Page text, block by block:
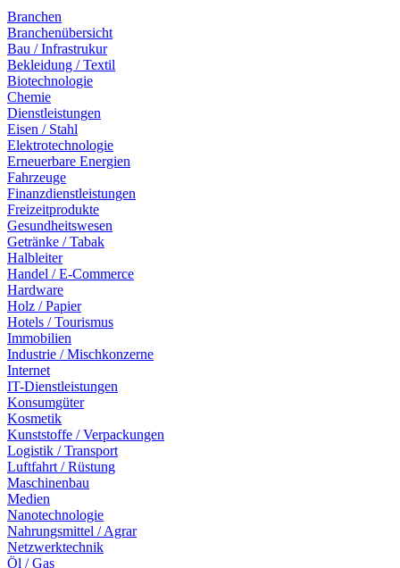
Branchen
Branchenübersicht
Bau / Infrastrukur
Bekleidung / Textil
Biotechnologie
Chemie
Dienstleistungen
Eisen / Stahl
Elektrotechnologie
Erneuerbare Energien
Fahrzeuge
Finanzdienstleistungen
Freizeitprodukte
Gesundheitswesen
Getränke / Tabak
Halbleiter
Handel / E-Commerce
Hardware
Holz / Papier
Hotels / Tourismus
Immobilien
Industrie / Mischkonzerne
Internet
IT-Dienstleistungen
Konsumgüter
Kosmetik
Kunststoffe / Verpackungen
Logistik / Transport
Luftfahrt / Rüstung
Maschinenbau
Medien
Nanotechnologie
Nahrungsmittel / Agrar
Netzwerktechnik
Öl / Gas